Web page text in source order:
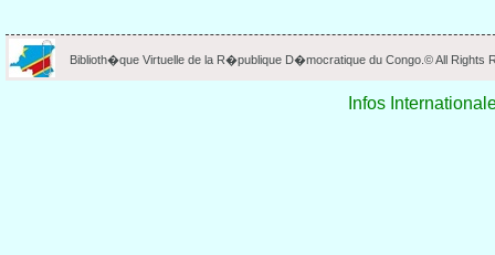
Biblioth�que Virtuelle de la R�publique D�mocratique du Congo.© All Rights
Infos